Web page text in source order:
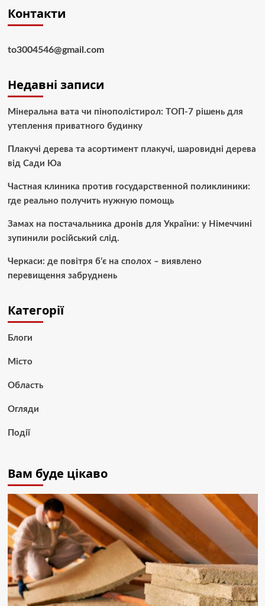
Контакти
to3004546@gmail.com
Недавні записи
Мінеральна вата чи пінополістирол: ТОП-7 рішень для
утеплення приватного будинку
Плакучі дерева та асортимент плакучі, шаровидні дерева
від Сади Юа
Частная клиника против государственной поликлиники:
где реально получить нужную помощь
Замах на постачальника дронів для України: у Німеччині
зупинили російський слід.
Черкаси: де повітря б’є на сполох – виявлено
перевищення забруднень
Категорії
Блоги
Місто
Область
Огляди
Події
Вам буде цікаво